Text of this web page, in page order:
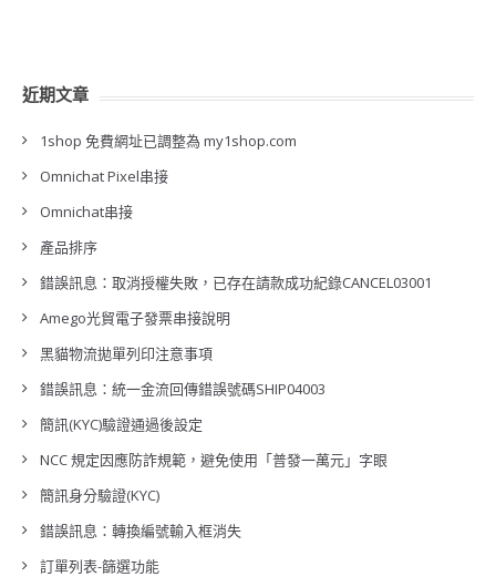
近期文章
1shop 免費網址已調整為 my1shop.com
Omnichat Pixel串接
Omnichat串接
產品排序
錯誤訊息：取消授權失敗，已存在請款成功紀錄CANCEL03001
Amego光貿電子發票串接說明
黑貓物流拋單列印注意事項
錯誤訊息：統一金流回傳錯誤號碼SHIP04003
簡訊(KYC)驗證通過後設定
NCC 規定因應防詐規範，避免使用「普發一萬元」字眼
簡訊身分驗證(KYC)
錯誤訊息：轉換編號輸入框消失
訂單列表-篩選功能